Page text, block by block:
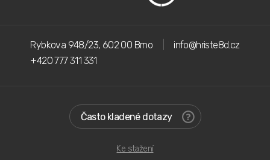
Rybkova 948/23, 602 00 Brno
info@hriste8d.cz
+420 777 311 331
Často kladené dotazy
Ke stažení